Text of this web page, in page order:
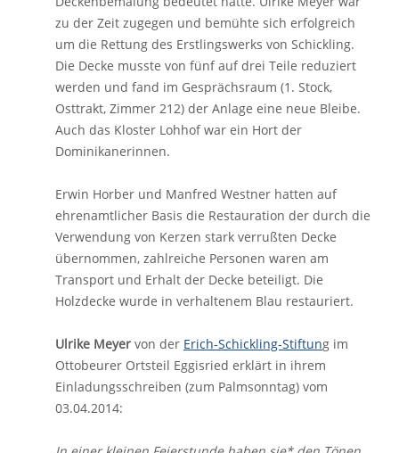
zu der Zeit zugegen und bemühte sich erfolgreich
um die Rettung des Erstlingswerks von Schickling.
Die Decke musste von fünf auf drei Teile reduziert
werden und fand im Gesprächsraum (1. Stock,
Osttrakt, Zimmer 212) der Anlage eine neue Bleibe.
Auch das Kloster Lohhof war ein Hort der
Dominikanerinnen.
Erwin Horber und Manfred Westner hatten auf
ehrenamtlicher Basis die Restauration der durch die
Verwendung von Kerzen stark verrußten Decke
übernommen, zahlreiche Personen waren am
Transport und Erhalt der Decke beteiligt. Die
Holzdecke wurde in verhaltenem Blau restauriert.
Ulrike Meyer von der Erich-Schickling-Stiftung im
Ottobeurer Ortsteil Eggisried erklärt in ihrem
Einladungsschreiben (zum Palmsonntag) vom
03.04.2014: